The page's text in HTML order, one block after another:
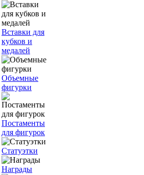
Вставки для
кубков и
медалей
Объемные
фигурки
Постаменты
для фигурок
Статуэтки
Награды